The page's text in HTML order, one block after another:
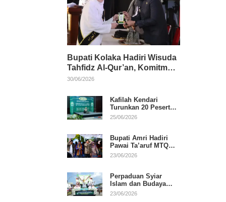
Bupati Kolaka Hadiri Wisuda
Tahfidz Al-Qur’an, Komitmen
Dukung Pendidikan
30/06/2026
Kafilah Kendari
Turunkan 20 Peserta
pada Hari Pertama
25/06/2026
Bupati Amri Hadiri
Pawai Ta’aruf MTQ
XXXI Sultra, Beri
23/06/2026
Perpaduan Syiar
Islam dan Budaya
Warnai Pawai Ta’aruf
23/06/2026